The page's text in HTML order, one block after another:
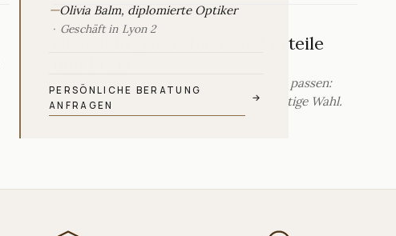
—Olivia Balm, diplomierte Optiker
Geschäft in Lyon 2
PERSÖNLICHE BERATUNG
ANFRAGEN
→
KORREKTIONSGLÄSER
Gleitsichtgläser: für wen, Vorteile
Erfahren Sie, ob Gleitsichtgläser zu Ihnen passen:
Vorteile, Kosten und Kriterien für die richtige Wahl.
RATGEBER LESEN · 10 MIN